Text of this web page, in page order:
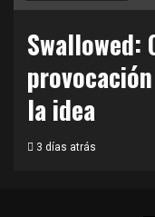
Swallowed:
la idea
3 días atrás